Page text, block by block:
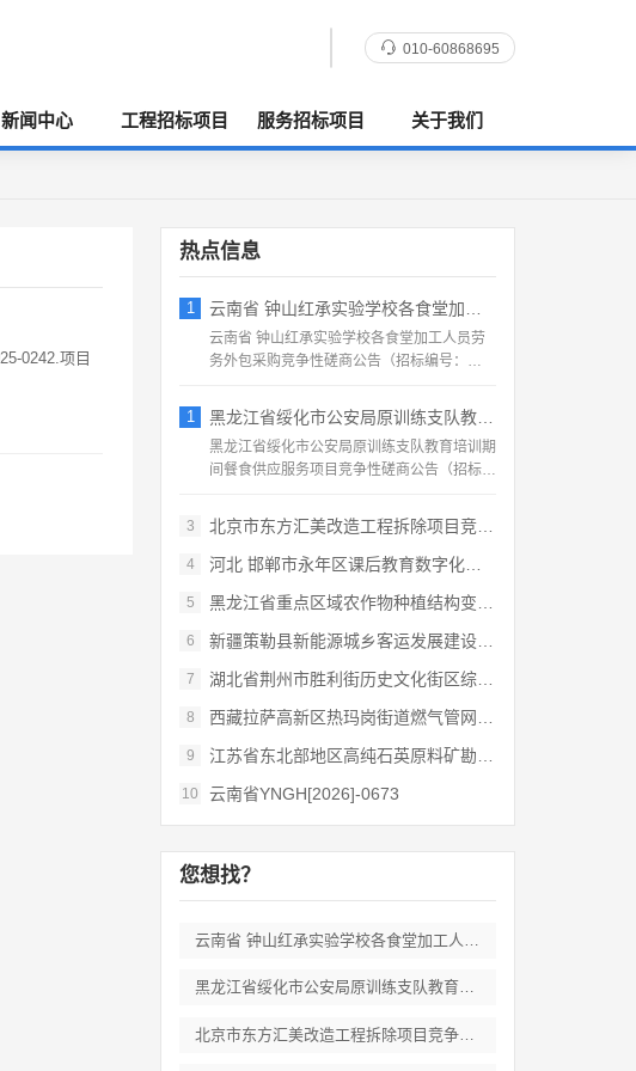
010-60868695
新闻中心 工程招标项目 服务招标项目 关于我们
热点信息
1 云南省 钟山红承实验学校各食堂加工人员劳
云南省 钟山红承实验学校各食堂加工人员劳
务外包采购竞争性磋商公告（招标编号：
1 黑龙江省绥化市公安局原训练支队教育培训期
黑龙江省绥化市公安局原训练支队教育培训期
间餐食供应服务项目竞争性磋商公告（招标编
3
北京市东方汇美改造工程拆除项目竞争性磋商
4 河北 邯郸市永年区课后教育数字化管理平台
5 黑龙江省重点区域农作物种植结构变化遥感
6 新疆策勒县新能源城乡客运发展建设项目
7 湖北省荆州市胜利街历史文化街区综合开发和
8 西藏拉萨高新区热玛岗街道燃气管网全覆盖延
9 江苏省东北部地区高纯石英原料矿勘查岩心钻
10 云南省YNGH[2026]-0673
您想找？
云南省 钟山红承实验学校各食堂加工人员劳
黑龙江省绥化市公安局原训练支队教育培训期